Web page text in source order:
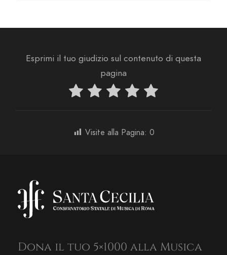
Esprimi il tuo giudizio sul contenuto di questa
pagina
Visite alla Pagina: 0
Dona il tuo 5×1000 alla Musica